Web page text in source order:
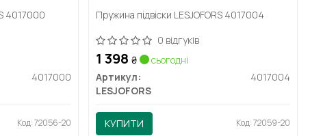
4017000
4017000
Код: 72056-20
Пружина підвіски LESJOFORS 4017004
0 відгуків
1 398₴
сьогодні
Артикул:
4017004
LESJOFORS
КУПИТИ Код: 72059-20